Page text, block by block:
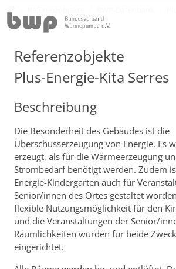
Referenzobjekte
Plus-Energie-Kita Serres
Beschreibung
Die Besonderheit des Gebäudes ist die
Überschusserzeugung von Energie. Es
erzeugt, als für die Wärmeerzeugung
Strombedarf benötigt werden. Zudem
Energie-Kindergarten auch für
Senior/innen des Ortes gestaltet
flexible Nutzungsmöglichkeit für den
und die Veranstaltungen der Senior/
Räumlichkeiten wurden für beide
eingerichtet.